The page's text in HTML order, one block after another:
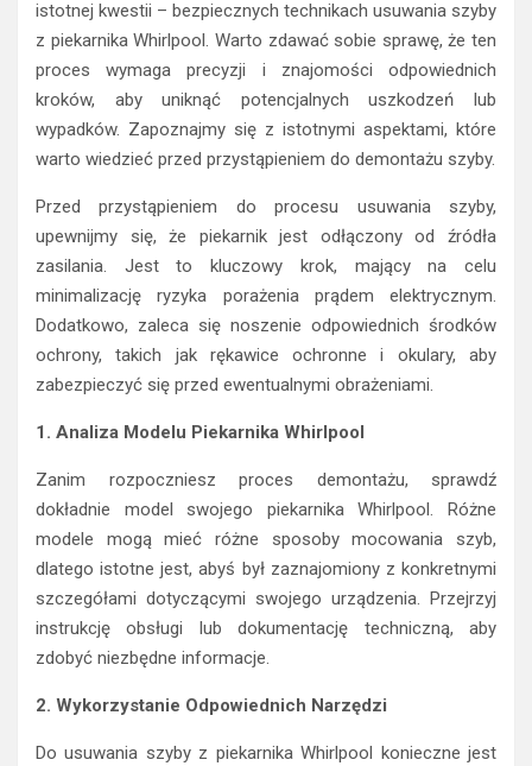
istotnej kwestii – bezpiecznych technikach usuwania szyby
z piekarnika Whirlpool. Warto zdawać sobie sprawę, że ten
proces wymaga precyzji i znajomości odpowiednich
kroków, aby uniknąć potencjalnych uszkodzeń lub
wypadków. Zapoznajmy się z istotnymi aspektami, które
warto wiedzieć przed przystąpieniem do demontażu szyby.
Przed przystąpieniem do procesu usuwania szyby,
upewnijmy się, że piekarnik jest odłączony od źródła
zasilania. Jest to kluczowy krok, mający na celu
minimalizację ryzyka porażenia prądem elektrycznym.
Dodatkowo, zaleca się noszenie odpowiednich środków
ochrony, takich jak rękawice ochronne i okulary, aby
zabezpieczyć się przed ewentualnymi obrażeniami.
1. Analiza Modelu Piekarnika Whirlpool
Zanim rozpoczniesz proces demontażu, sprawdź
dokładnie model swojego piekarnika Whirlpool. Różne
modele mogą mieć różne sposoby mocowania szyb,
dlatego istotne jest, abyś był zaznajomiony z konkretnymi
szczegółami dotyczącymi swojego urządzenia. Przejrzyj
instrukcję obsługi lub dokumentację techniczną, aby
zdobyć niezbędne informacje.
2. Wykorzystanie Odpowiednich Narzędzi
Do usuwania szyby z piekarnika Whirlpool konieczne jest